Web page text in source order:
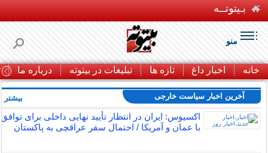
بـیتوتــه
منو
خانه اخبار داغ تازه ها تبلیغات در بیتوته درباره ما
آخرین اخبار سیاست خارجی
اکسیوس: ایران در انتظار تأیید نهایی داخلی برای توافق
با عمان و آمریکا / احتمال سفر عراقچی به پاکستان
بیشتر